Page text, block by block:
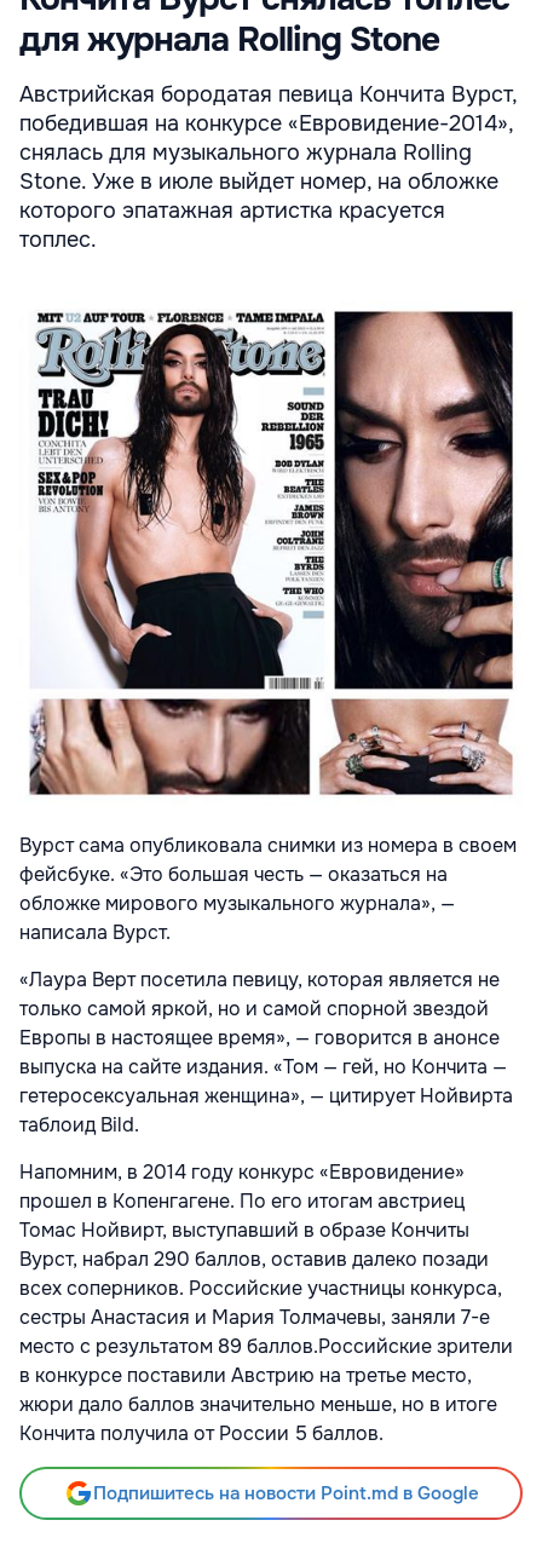
для журнала Rolling Stone
Австрийская бородатая певица Кончита Вурст,
победившая на конкурсе «Евровидение-2014»,
снялась для музыкального журнала Rolling
Stone. Уже в июле выйдет номер, на обложке
которого эпатажная артистка красуется
топлес.
Вурст сама опубликовала снимки из номера в своем
фейсбуке. «Это большая честь — оказаться на
обложке мирового музыкального журнала», —
написала Вурст.
«Лаура Верт посетила певицу, которая является не
только самой яркой, но и самой спорной звездой
Европы в настоящее время», — говорится в анонсе
выпуска на сайте издания. «Том — гей, но Кончита —
гетеросексуальная женщина», — цитирует Нойвирта
таблоид Bild.
Напомним, в 2014 году конкурс «Евровидение»
прошел в Копенгагене. По его итогам австриец
Томас Нойвирт, выступавший в образе Кончиты
Вурст, набрал 290 баллов, оставив далеко позади
всех соперников. Российские участницы конкурса,
сестры Анастасия и Мария Толмачевы, заняли 7-е
место с результатом 89 баллов.Российские зрители
в конкурсе поставили Австрию на третье место,
жюри дало баллов значительно меньше, но в итоге
Кончита получила от России 5 баллов.
Подпишитесь на новости Point.md в Google